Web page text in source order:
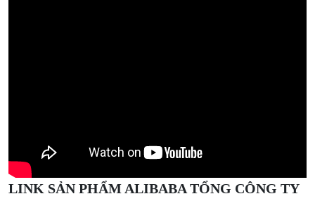
LINK SẢN PHẨM ALIBABA TỔNG CÔNG TY